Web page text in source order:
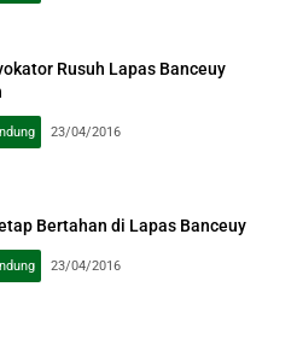
Rusuh Lapas Banceuy
23/04/2016
Bertahan di Lapas Banceuy
23/04/2016